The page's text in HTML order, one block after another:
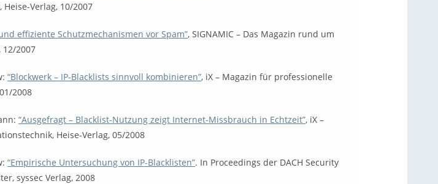
Verlag, 10/2007
effiziente Schutzmechanismen vor Spam”, SIGNAMIC – Das Magazin rund um
2007
“Blockwerk – IP-Blacklists sinnvoll kombinieren”, iX – Magazin für professionelle
2008
“Ausgefragt – Blacklist-Nutzung zeigt Internet-Missbrauch in Echtzeit”, iX –
Heise-Verlag, 05/2008
“Empirische Untersuchung von IP-Blacklisten”. In Proceedings der DACH Security
syssec Verlag, 2008